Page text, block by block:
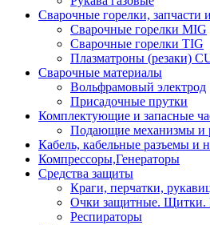
Сварочные горелки,
Сварочные горелки MIG
Сварочные горелки TIG
Плазматроны (резаки)
Сварочные материалы
Вольфрамовый электрод
Присадочные прутки
Комплектующие и запасные
Подающие механизмы и
Кабель, кабельные разъемы и
Компрессоры,Генераторы
Средства защиты
Краги, перчатки,
Очки защитные. Щитки.
Респираторы